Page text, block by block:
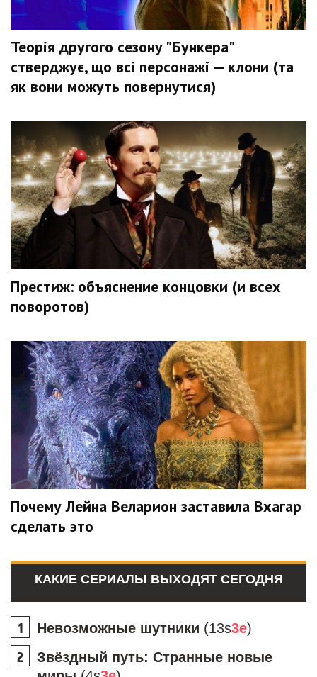
Теорія другого сезону "Бункера"
стверджує, що всі персонажі — клони (та
як вони можуть повернутися)
Престиж: объяснение концовки (и всех
поворотов)
Почему Лейна Веларион заставила Вхагар
сделать это
КАКИЕ СЕРИАЛЫ ВЫХОДЯТ СЕГОДНЯ
Невозможные шутники (13s3e)
Звёздный путь: Странные новые